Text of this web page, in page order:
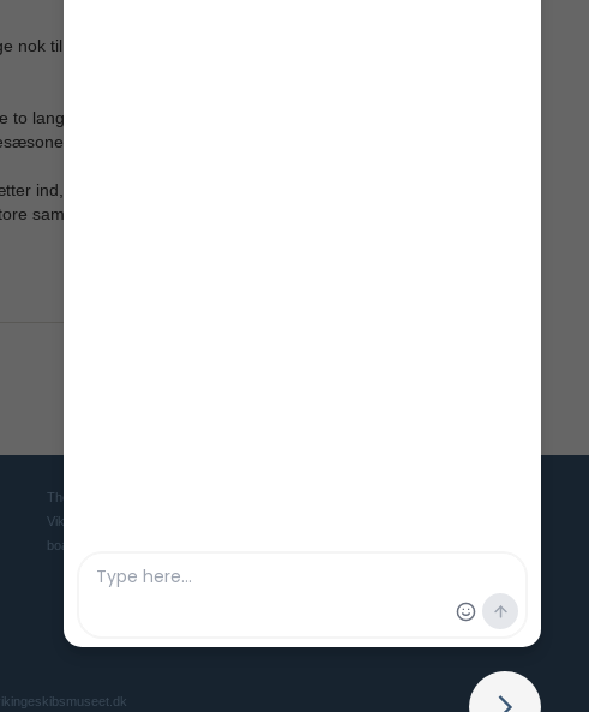
nok til at
to lange
ind,
samling af
The Viking Ship Museum in Roskilde is the home of five world famous
Viking ships and is the Danish museum for ships, seafaring and
boatbuilding culture in ancient and medieval times.